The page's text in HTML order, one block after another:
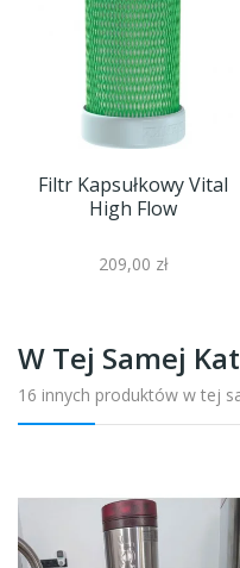
Filtr Kapsułkowy Vital
High Flow
209,00 zł
W Tej Samej
16 innych produktów w tej